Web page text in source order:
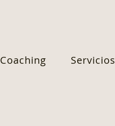
Coaching Servicios